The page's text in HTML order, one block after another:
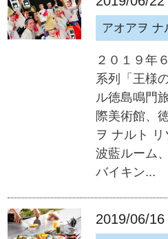
アオアヲ ナ
２０１９年
系列「王様
ル徳島鳴門
際美術館、
ヲ ナルト
波藍ルーム
バイキン...
2019/06/16